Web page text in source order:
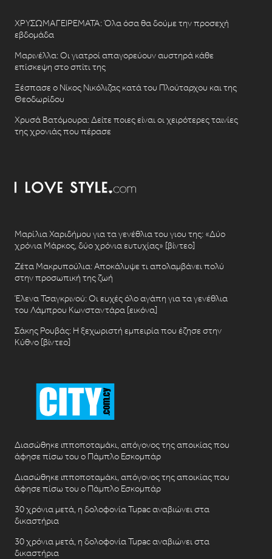
ΧΡΥΣΩΜΑΓΕΙΡΕΜΑΤΑ: Όλα όσα θα δούμε την προσεχή
εβδομάδα
Μαρινέλλα: Οι γιατροί απαγορεύουν αυστηρά κάθε
επίσκεψη στο σπίτι της
Ξέσπασε ο Νίκος Νικόλιζας κατά του Πλούταρχου και της
Θεοδωρίδου
Χρυσά Βατόμουρα: Δείτε ποιες είναι οι χειρότερες ταινίες
της χρονιάς που πέρασε
Μαρίλια Χαριδήμου για τα γενέθλια του γιου της: «Δύο
χρόνια Μάρκος, δύο χρόνια ευτυχίας» [βίντεο]
Ζέτα Μακρυπούλια: Αποκάλυψε τι απολαμβάνει πολύ
στην προσωπική της ζωή
Έλενα Τσαγκρινού: Οι ευχές όλο αγάπη για τα γενέθλια
του Λάμπρου Κωνσταντάρα [εικόνα]
Σάκης Ρουβάς: Η ξεχωριστή εμπειρία που έζησε στην
Κύθνο [βίντεο]
Διασώθηκε ιπποποταμάκι, απόγονος της αποικίας που
άφησε πίσω του ο Πάμπλο Εσκομπάρ
Διασώθηκε ιπποποταμάκι, απόγονος της αποικίας που
άφησε πίσω του ο Πάμπλο Εσκομπάρ
30 χρόνια μετά, η δολοφονία Tupac αναβιώνει στα
δικαστήρια
30 χρόνια μετά, η δολοφονία Tupac αναβιώνει στα
δικαστήρια